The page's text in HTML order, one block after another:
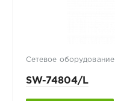
Сетевое оборудование
SW-74804/L